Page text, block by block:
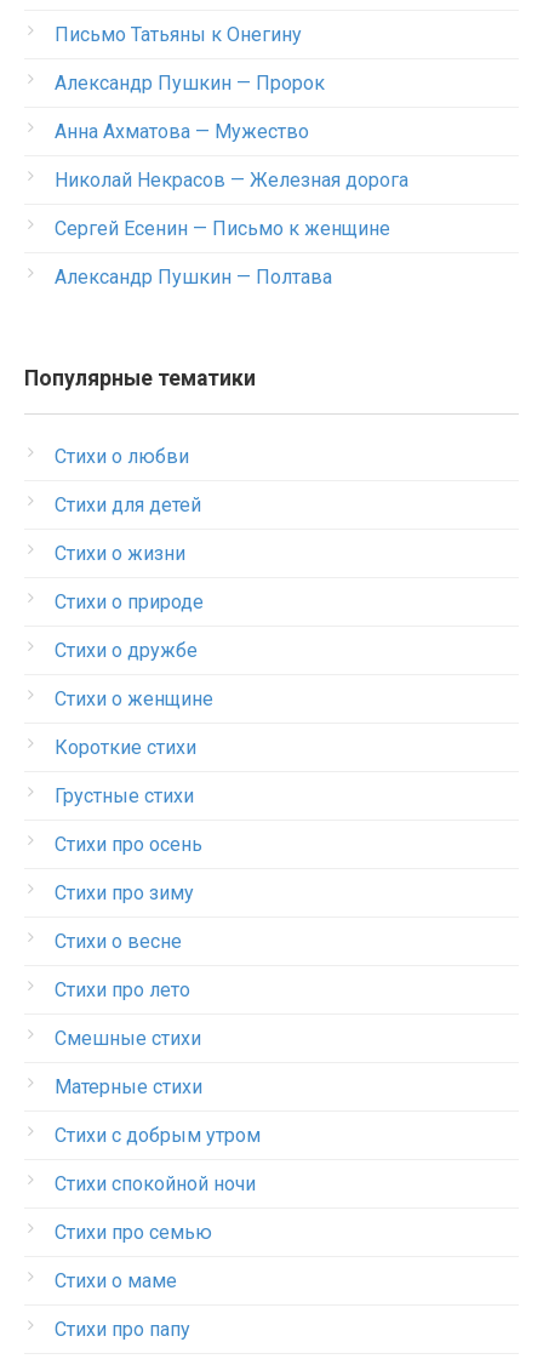
Письмо Татьяны к Онегину
Александр Пушкин — Пророк
Анна Ахматова — Мужество
Николай Некрасов — Железная дорога
Сергей Есенин — Письмо к женщине
Александр Пушкин — Полтава
Популярные тематики
Стихи о любви
Стихи для детей
Стихи о жизни
Стихи о природе
Стихи о дружбе
Стихи о женщине
Короткие стихи
Грустные стихи
Стихи про осень
Стихи про зиму
Стихи о весне
Стихи про лето
Смешные стихи
Матерные стихи
Стихи с добрым утром
Стихи спокойной ночи
Стихи про семью
Стихи о маме
Стихи про папу